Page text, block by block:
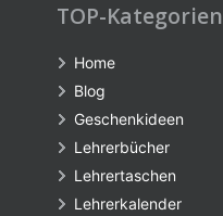
TOP-Kategorien
Home
Blog
Geschenkideen
Lehrerbücher
Lehrertaschen
Lehrerkalender